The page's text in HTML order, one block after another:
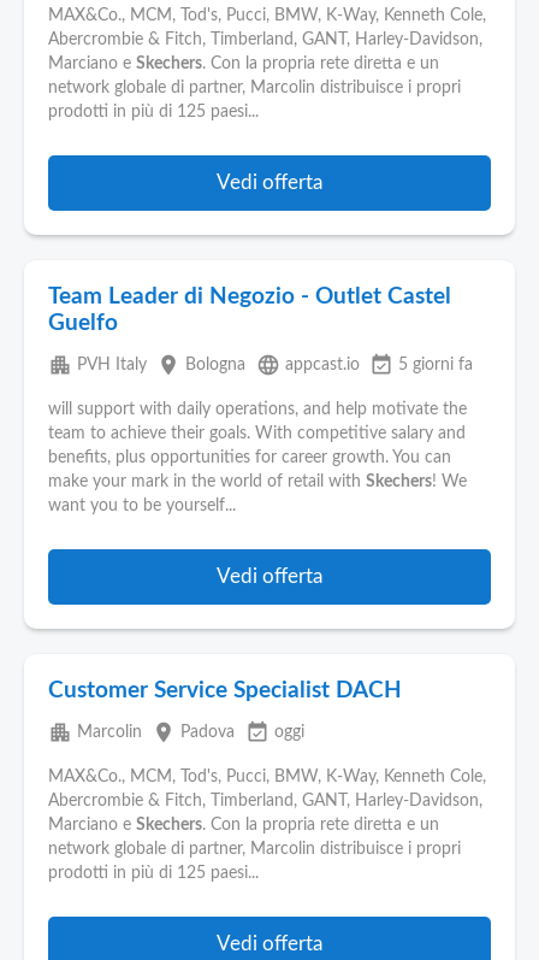
MAX&Co., MCM, Tod's, Pucci, BMW, K-Way, Kenneth Cole,
Abercrombie & Fitch, Timberland, GANT, Harley-Davidson,
Marciano e Skechers. Con la propria rete diretta e un
network globale di partner, Marcolin distribuisce i propri
prodotti in più di 125 paesi...
Vedi offerta
Team Leader di Negozio - Outlet Castel
Guelfo
apartment PVH Italy place Bologna language appcast.io event_available 5 giorni fa
will support with daily operations, and help motivate the
team to achieve their goals. With competitive salary and
benefits, plus opportunities for career growth. You can
make your mark in the world of retail with Skechers! We
want you to be yourself...
Vedi offerta
Customer Service Specialist DACH
apartment Marcolin place Padova event_available oggi
MAX&Co., MCM, Tod's, Pucci, BMW, K-Way, Kenneth Cole,
Abercrombie & Fitch, Timberland, GANT, Harley-Davidson,
Marciano e Skechers. Con la propria rete diretta e un
network globale di partner, Marcolin distribuisce i propri
prodotti in più di 125 paesi...
Vedi offerta